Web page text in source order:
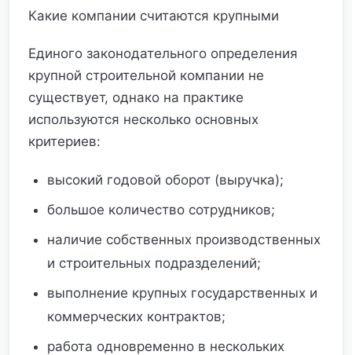
Какие компании считаются крупными
Единого законодательного определения
крупной строительной компании не
существует, однако на практике
используются несколько основных
критериев:
высокий годовой оборот (выручка);
большое количество сотрудников;
наличие собственных производственных
и строительных подразделений;
выполнение крупных государственных и
коммерческих контрактов;
работа одновременно в нескольких